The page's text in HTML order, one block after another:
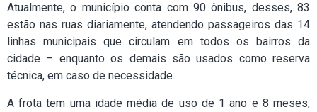
Atualmente, o município conta com 90 ônibus, desses, 83
estão nas ruas diariamente, atendendo passageiros das 14
linhas municipais que circulam em todos os bairros da
cidade – enquanto os demais são usados como reserva
técnica, em caso de necessidade.
A frota tem uma idade média de uso de 1 ano e 8 meses,